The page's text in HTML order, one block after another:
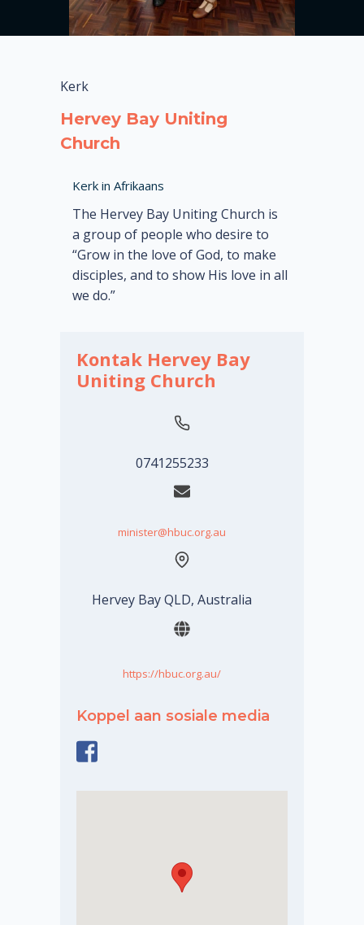
Kerk
Hervey Bay Uniting
Church
Kerk in Afrikaans
The Hervey Bay Uniting Church is
a group of people who desire to
“Grow in the love of God, to make
disciples, and to show His love in all
we do.”
Kontak Hervey Bay
Uniting Church
0741255233
minister@hbuc.org.au
Hervey Bay QLD, Australia
https://hbuc.org.au/
Koppel aan sosiale media